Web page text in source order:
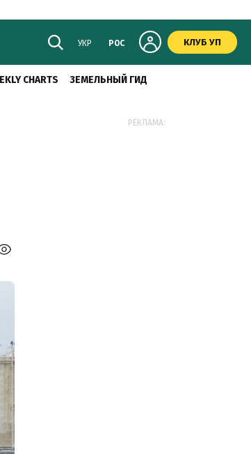
УКР РОС КЛУБ УП
CHARTS ЗЕМЕЛЬНЫЙ ГИД
РЕКЛАМА: